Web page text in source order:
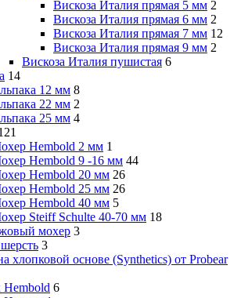
Вискоза Италия прямая 5 мм 2
Вискоза Италия прямая 6 мм 2
Вискоза Италия прямая 7 мм 12
Вискоза Италия прямая 9 мм 2
Вискоза Италия пушистая 6
14
12 мм 8
22 мм 2
25 мм 4
Hembold 2 мм 1
Hembold 9 -16 мм 44
Hembold 20 мм 26
Hembold 25 мм 26
Hembold 40 мм 5
Steiff Schulte 40-70 мм 18
мохер 3
3
хлопковой основе (Synthetics) от Probear
6